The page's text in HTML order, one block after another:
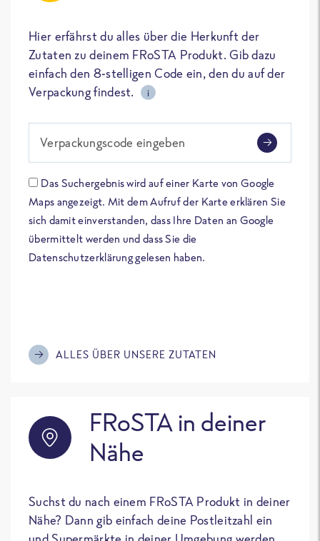
Hier erfährst du alles über die Herkunft der
Zutaten zu deinem FRoSTA Produkt. Gib dazu
einfach den 8-stelligen Code ein, den du auf der
Verpackung findest.
i
Verpackungscode eingeben
Das Suchergebnis wird auf einer Karte von Google
Maps angezeigt. Mit dem Aufruf der Karte erklären Sie
sich damit einverstanden, dass Ihre Daten an Google
übermittelt werden und dass Sie die
Datenschutzerklärung gelesen haben.
ALLES ÜBER UNSERE ZUTATEN
FRoSTA in deiner
Nähe
Suchst du nach einem FRoSTA Produkt in deiner
Nähe? Dann gib einfach deine Postleitzahl ein